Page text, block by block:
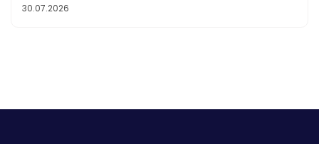
30.07.2026